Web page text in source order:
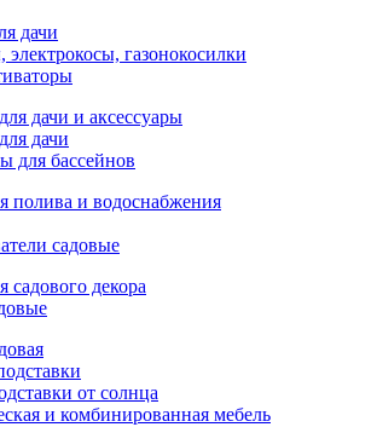
дачи
газонокосилки
дачи и аксессуары
дачи
для бассейнов
полива и водоснабжения
садовые
садового декора
от солнца
и комбинированная мебель